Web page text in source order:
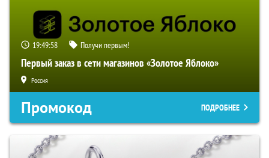
19:49:57 Получи первым!
Первый заказ в сети магазинов «Золотое Яблоко»
Россия
Промокод ПОДРОБНЕЕ